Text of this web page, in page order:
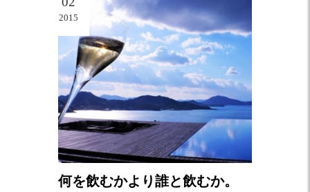
2015
何を飲むかより誰と飲むか。